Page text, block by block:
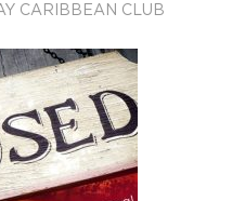
CARIBBEAN CLUB